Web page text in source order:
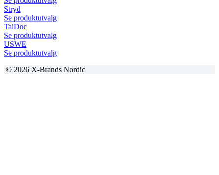
Stryd
Se produktutvalg
TaiDoc
Se produktutvalg
USWE
Se produktutvalg
© 2026 X-Brands Nordic